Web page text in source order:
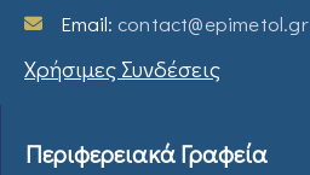
Email: contact@epimetol.gr
Χρήσιμες Συνδέσεις
Περιφερειακά Γραφεία